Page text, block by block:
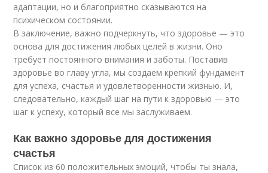
адаптации, но и благоприятно сказываются на
психическом состоянии.
В заключение, важно подчеркнуть, что здоровье — это
основа для достижения любых целей в жизни. Оно
требует постоянного внимания и заботы. Поставив
здоровье во главу угла, мы создаем крепкий фундамент
для успеха, счастья и удовлетворенности жизнью. И,
следовательно, каждый шаг на пути к здоровью — это
шаг к успеху, который все мы заслуживаем.
Как важно здоровье для достижения
счастья
Список из 60 положительных эмоций, чтобы ты знала,